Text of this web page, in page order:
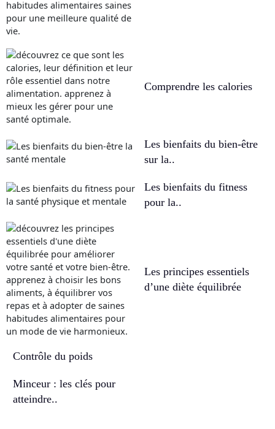
Comprendre les calories
Les bienfaits du bien-être
sur la..
Les bienfaits du fitness
pour la..
Les principes essentiels
d’une diète équilibrée
Contrôle du poids
Minceur : les clés pour
atteindre..